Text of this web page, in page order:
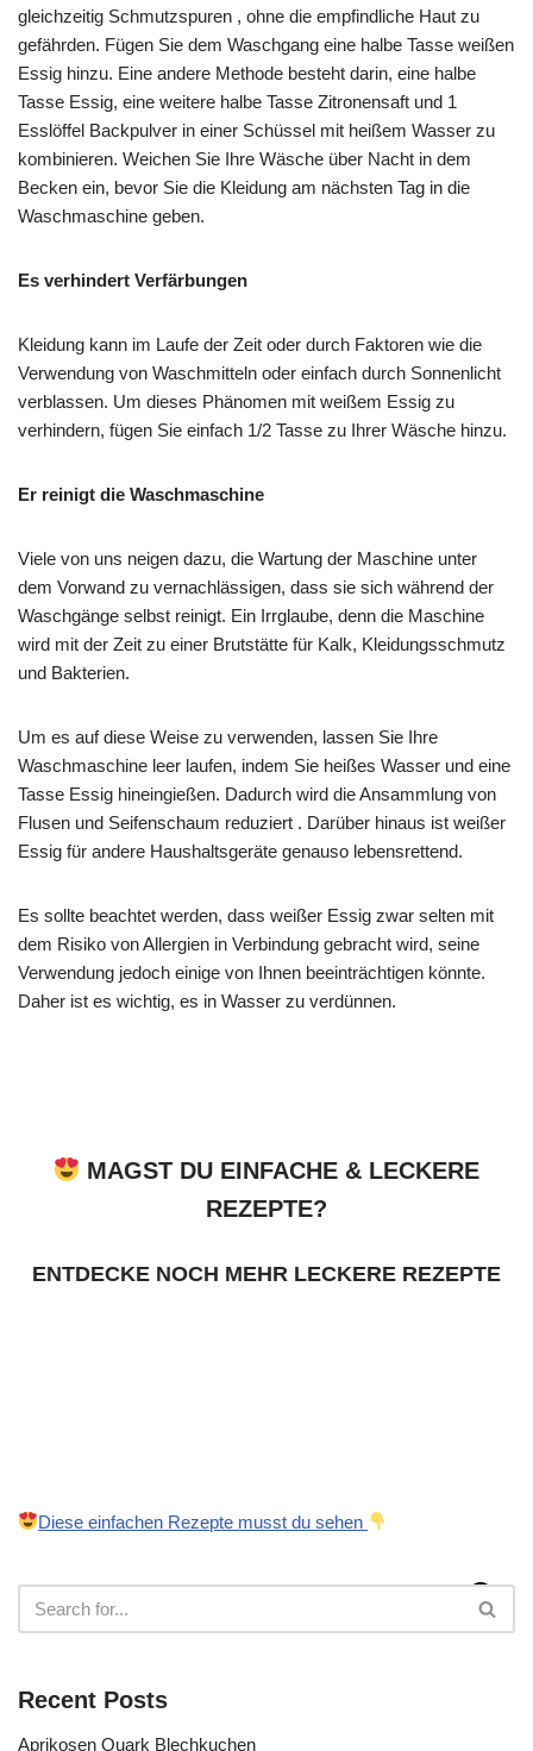
gleichzeitig Schmutzspuren , ohne die empfindliche Haut zu
gefährden. Fügen Sie dem Waschgang eine halbe Tasse weißen
Essig hinzu. Eine andere Methode besteht darin, eine halbe
Tasse Essig, eine weitere halbe Tasse Zitronensaft und 1
Esslöffel Backpulver in einer Schüssel mit heißem Wasser zu
kombinieren. Weichen Sie Ihre Wäsche über Nacht in dem
Becken ein, bevor Sie die Kleidung am nächsten Tag in die
Waschmaschine geben.
Es verhindert Verfärbungen
Kleidung kann im Laufe der Zeit oder durch Faktoren wie die
Verwendung von Waschmitteln oder einfach durch Sonnenlicht
verblassen. Um dieses Phänomen mit weißem Essig zu
verhindern, fügen Sie einfach 1/2 Tasse zu Ihrer Wäsche hinzu.
Er reinigt die Waschmaschine
Viele von uns neigen dazu, die Wartung der Maschine unter
dem Vorwand zu vernachlässigen, dass sie sich während der
Waschgänge selbst reinigt. Ein Irrglaube, denn die Maschine
wird mit der Zeit zu einer Brutstätte für Kalk, Kleidungsschmutz
und Bakterien.
Um es auf diese Weise zu verwenden, lassen Sie Ihre
Waschmaschine leer laufen, indem Sie heißes Wasser und eine
Tasse Essig hineingießen. Dadurch wird die Ansammlung von
Flusen und Seifenschaum reduziert . Darüber hinaus ist weißer
Essig für andere Haushaltsgeräte genauso lebensrettend.
Es sollte beachtet werden, dass weißer Essig zwar selten mit
dem Risiko von Allergien in Verbindung gebracht wird, seine
Verwendung jedoch einige von Ihnen beeinträchtigen könnte.
Daher ist es wichtig, es in Wasser zu verdünnen.
MAGST DU EINFACHE & LECKERE
REZEPTE?
ENTDECKE NOCH MEHR LECKERE REZEPTE
Diese einfachen Rezepte musst du sehen
Recent Posts
Aprikosen Quark Blechkuchen